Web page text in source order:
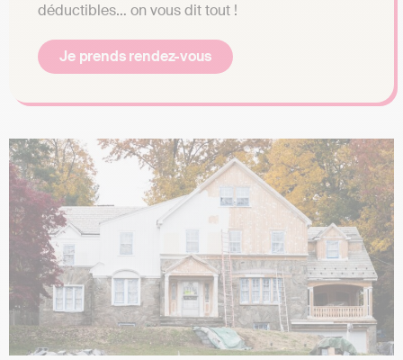
déductibles… on vous dit tout !
Je prends rendez-vous